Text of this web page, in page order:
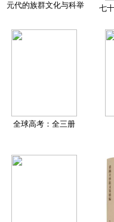
元代的族群文化与科举 七
全球高考：全三册